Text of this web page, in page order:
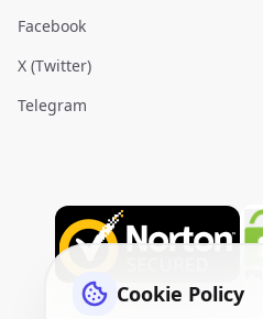
Facebook
X (Twitter)
Telegram
Cookie Policy